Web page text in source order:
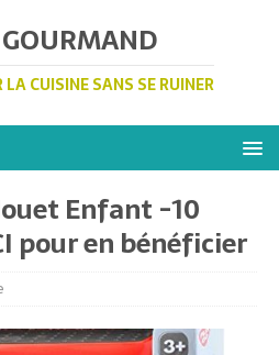
CUISINE SANS SE RUINER
Enfant -10
pour en bénéficier